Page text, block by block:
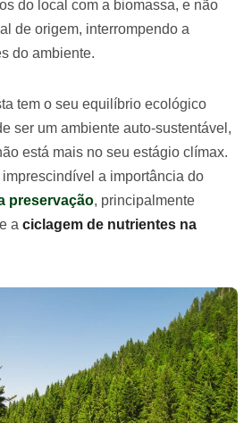
do local com a biomassa, e não
de origem, interrompendo a
do ambiente.
tem o seu equilíbrio ecológico
ser um ambiente auto-sustentável,
está mais no seu estágio clímax.
a importância do
preservação, principalmente
a ciclagem de nutrientes na